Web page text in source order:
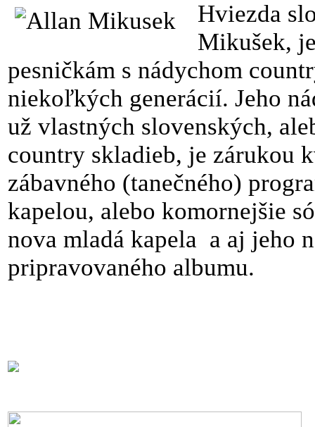
Hviezda
Mikušek,
pesničkám s nádychom
niekoľkých generácií. Jeho
už vlastných slovenských,
country skladieb, je zárukou
zábavného (tanečného)
kapelou, alebo komornejšie
nova mladá kapela a aj jeho
pripravovaného albumu.